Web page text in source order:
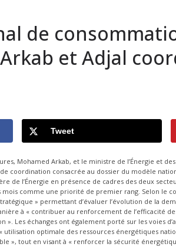
de
et Adjal
Tweet
Mohamed Arkab, et le ministre de l’Énergie et
coordination consacrée au dossier du modèle
de l’Énergie en présence de cadres des deux
comme une priorité de premier rang. Selon le
» permettant d’évaluer l’évolution de la
à « contribuer au renforcement de l’efficacité
». Les échanges ont également porté sur les voies
utilisation optimale des ressources énergétiques
», tout en visant à « renforcer la sécurité